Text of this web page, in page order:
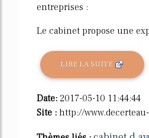
entreprises :
Le cabinet propose une
LIRE LA SUITE
Date: 2017-05-10 11:44:44
Site : http://